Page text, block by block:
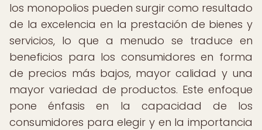
los monopolios pueden surgir como resultado
de la excelencia en la prestación de bienes y
servicios, lo que a menudo se traduce en
beneficios para los consumidores en forma
de precios más bajos, mayor calidad y una
mayor variedad de productos. Este enfoque
pone énfasis en la capacidad de los
consumidores para elegir y en la importancia